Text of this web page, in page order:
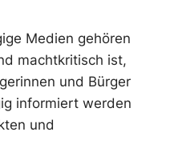
Medien gehören
machtkritisch ist,
und Bürger
informiert werden
und